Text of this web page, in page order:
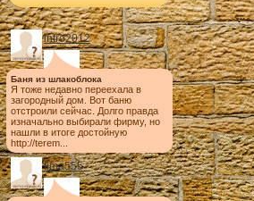
intro2012
Баня из шлакоблока
Я тоже недавно переехала в
загородный дом. Вот баню
отстроили сейчас. Долго правда
изначально выбирали фирму, но
нашли в итоге достойную
http://terem...
tima555